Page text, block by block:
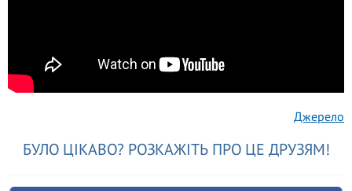
Джерело
БУЛО ЦІКАВО? РОЗКАЖІТЬ ПРО ЦЕ ДРУЗЯМ!